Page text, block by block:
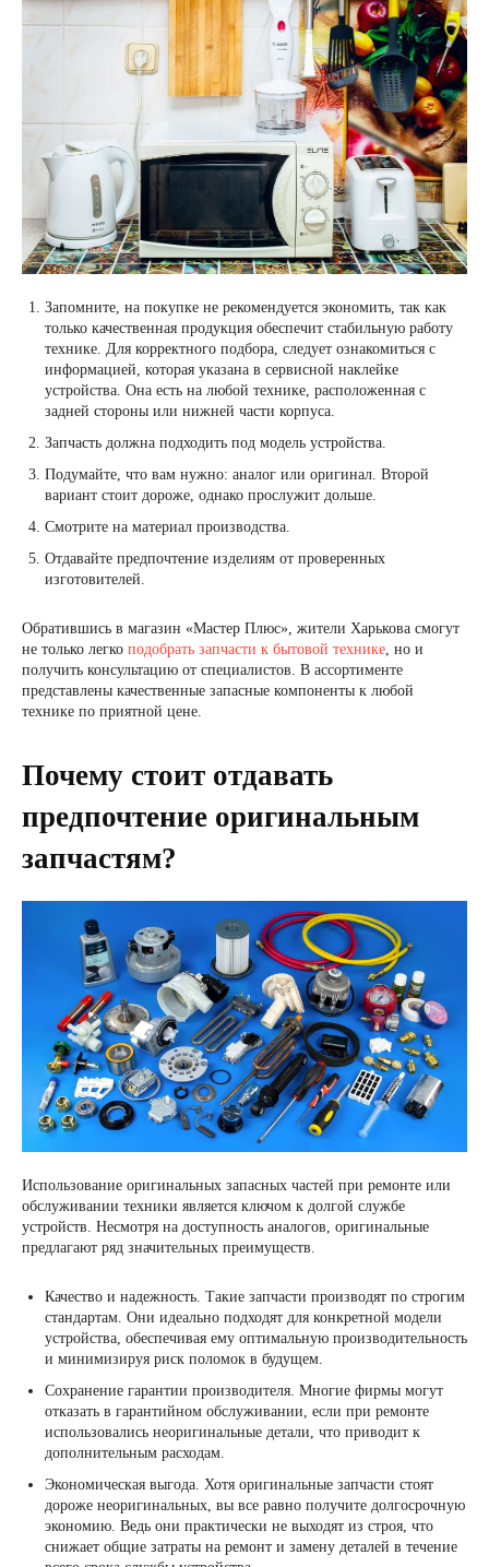
Запомните, на покупке не рекомендуется экономить, так как
только качественная продукция обеспечит стабильную работу
технике. Для корректного подбора, следует ознакомиться с
информацией, которая указана в сервисной наклейке
устройства. Она есть на любой технике, расположенная с
задней стороны или нижней части корпуса.
Запчасть должна подходить под модель устройства.
Подумайте, что вам нужно: аналог или оригинал. Второй
вариант стоит дороже, однако прослужит дольше.
Смотрите на материал производства.
Отдавайте предпочтение изделиям от проверенных
изготовителей.
Обратившись в магазин «Мастер Плюс», жители Харькова смогут
не только легко подобрать запчасти к бытовой технике, но и
получить консультацию от специалистов. В ассортименте
представлены качественные запасные компоненты к любой
технике по приятной цене.
Почему стоит отдавать
предпочтение оригинальным
запчастям?
Использование оригинальных запасных частей при ремонте или
обслуживании техники является ключом к долгой службе
устройств. Несмотря на доступность аналогов, оригинальные
предлагают ряд значительных преимуществ.
Качество и надежность. Такие запчасти производят по строгим
стандартам. Они идеально подходят для конкретной модели
устройства, обеспечивая ему оптимальную производительность
и минимизируя риск поломок в будущем.
Сохранение гарантии производителя. Многие фирмы могут
отказать в гарантийном обслуживании, если при ремонте
использовались неоригинальные детали, что приводит к
дополнительным расходам.
Экономическая выгода. Хотя оригинальные запчасти стоят
дороже неоригинальных, вы все равно получите долгосрочную
экономию. Ведь они практически не выходят из строя, что
снижает общие затраты на ремонт и замену деталей в течение